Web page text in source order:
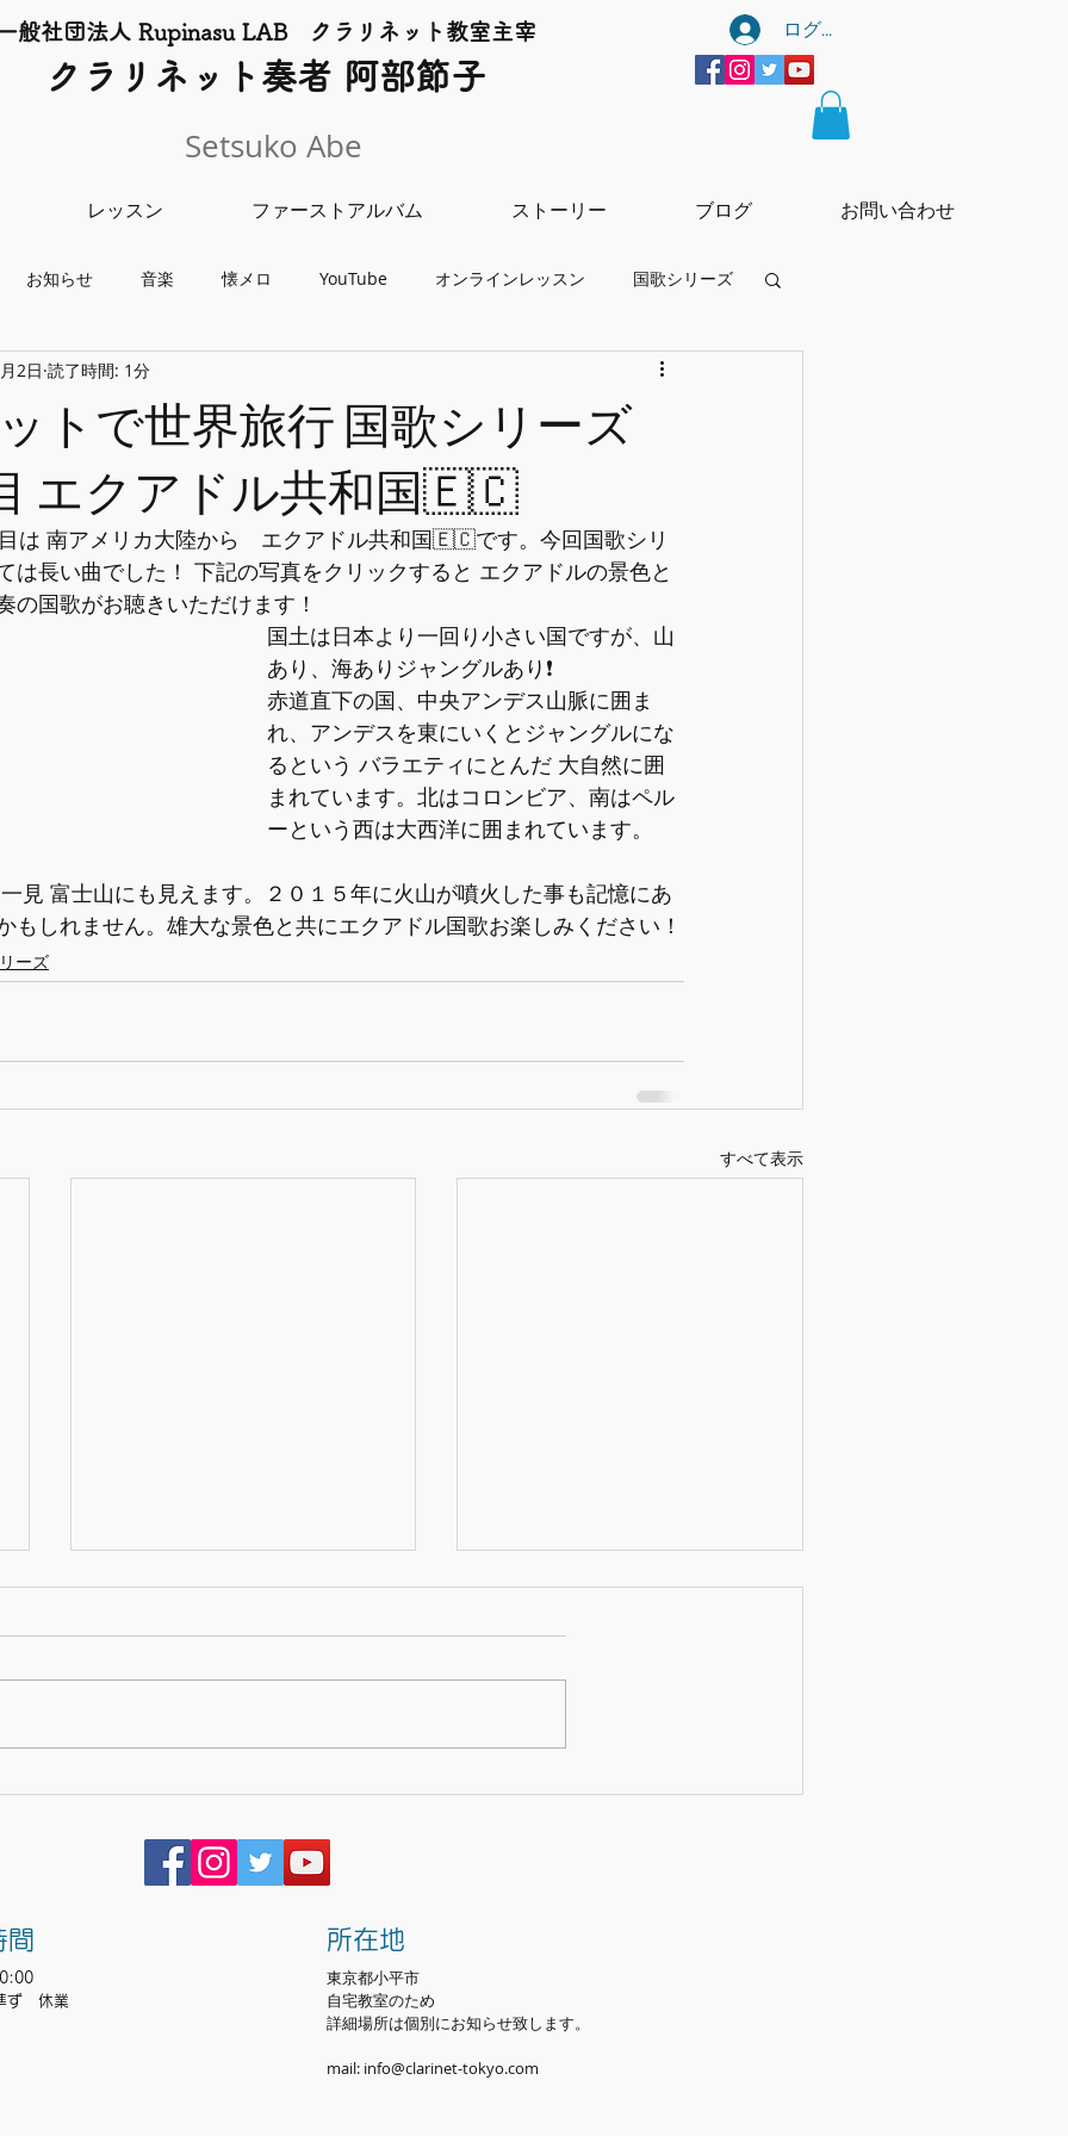
般社団法人 Rupinasu LAB クラリネット​教室主宰
​クラリネット奏者 阿部節子
Setsuko Abe
ログイン
レッスン ファーストアルバム ストーリー ブログ お問い合わせ
お知らせ 音楽 懐メロ YouTube オンラインレッスン 国歌シリーズ
ャリティーライブ
トで世界旅行 国歌シリーズ
エクアドル共和国🇪🇨
2日 読了時間: 1分
は 南アメリカ大陸から　エクアドル共和国🇪🇨です。今回国歌シリ
は長い曲でした！ 下記の写真をクリックすると エクアドルの景色と
の国歌がお聴きいただけます！
国土は日本より一回り小さい国ですが、山
あり、海ありジャングルあり❗️
赤道直下の国、中央アンデス山脈に囲ま
れ、アンデスを東にいくとジャングルにな
るという バラエティにとんだ 大自然に囲
まれています。北はコロンビア、南はペル
ーという西は大西洋に囲まれています。
見 富士山にも見えます。２０１５年に火山が噴火した事も記憶にあ
もしれません。雄大な景色と共にエクアドル国歌お楽しみください！
ーズ
すべて表示
間
ず 休業
所在地
東京都小平市
​自宅教室のため
詳細場所は個別にお知らせ致します。
mail: info@clarinet-tokyo.com